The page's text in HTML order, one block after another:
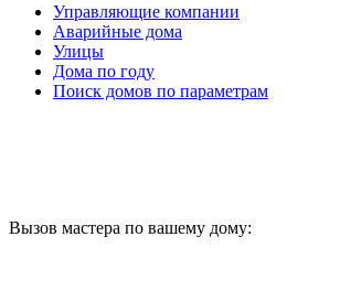
Управляющие компании
Аварийные дома
Улицы
Дома по году
Поиск домов по параметрам
Вызов мастера по вашему дому: